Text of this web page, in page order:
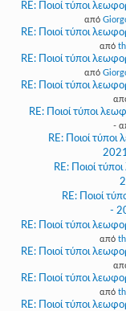
RE: Ποιοί τύποι
από
RE: Ποιοί τύποι
από
RE: Ποιοί τύποι
από
RE: Ποιοί τύποι
RE: Ποιοί τύποι
-
RE: Ποιοί
RE: Ποιοί
RE: Ποιοί
-
RE: Ποιοί τύποι
από
RE: Ποιοί τύποι
RE: Ποιοί τύποι
από
RE: Ποιοί τύποι